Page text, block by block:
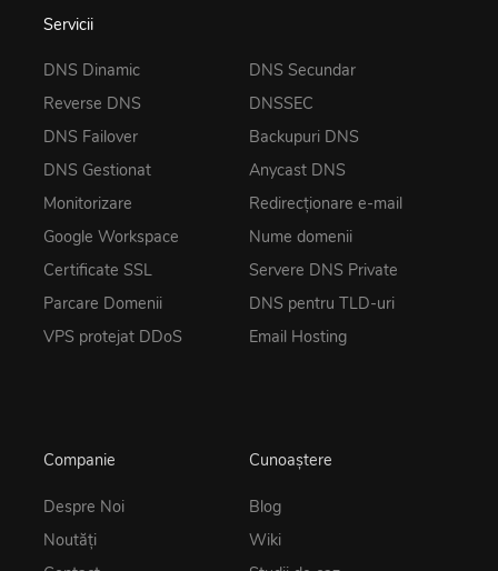
Servicii
DNS Dinamic
Reverse DNS
DNS Failover
DNS Gestionat
Monitorizare
Google Workspace
Certificate SSL
Parcare Domenii
VPS protejat DDoS
DNS Secundar
DNSSEC
Backupuri DNS
Anycast DNS
Redirecționare e-mail
Nume domenii
Servere DNS Private
DNS pentru TLD-uri
Email Hosting
Companie
Despre Noi
Noutăţi
Cunoaștere
Blog
Wiki